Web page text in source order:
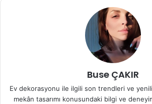
Buse ÇAKIR
Ev dekorasyonu ile ilgili son trendleri ve
mekân tasarımı konusundaki bilgi ve